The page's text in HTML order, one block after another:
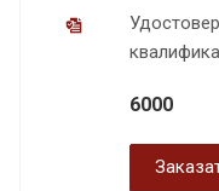
6000